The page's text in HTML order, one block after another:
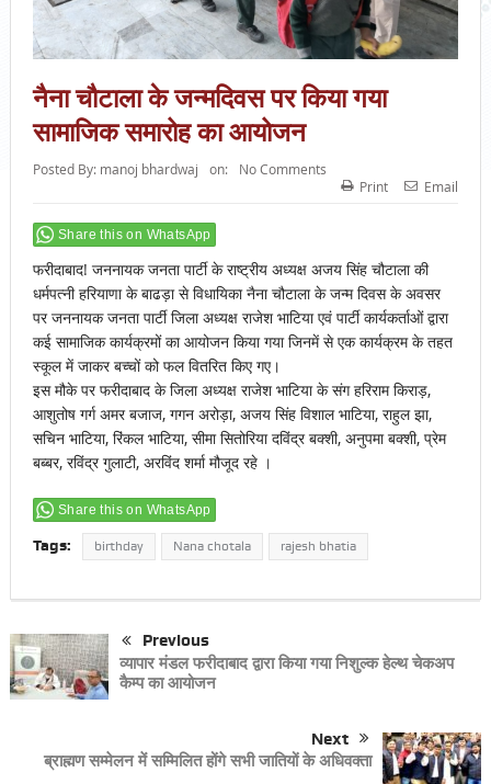
नैना चौटाला के जन्मदिवस पर किया गया
सामाजिक समारोह का आयोजन
Posted By: manoj bhardwaj on:
No Comments
Print
Email
Share this on WhatsApp
फरीदाबाद! जननायक जनता पार्टी के राष्ट्रीय अध्यक्ष अजय सिंह चौटाला की
धर्मपत्नी हरियाणा के बाढड़ा से विधायिका नैना चौटाला के जन्म दिवस के अवसर
पर जननायक जनता पार्टी जिला अध्यक्ष राजेश भाटिया एवं पार्टी कार्यकर्ताओं द्वारा
कई सामाजिक कार्यक्रमों का आयोजन किया गया जिनमें से एक कार्यक्रम के तहत
स्कूल में जाकर बच्चों को फल वितरित किए गए।
इस मौके पर फरीदाबाद के जिला अध्यक्ष राजेश भाटिया के संग हरिराम किराड़,
आशुतोष गर्ग अमर बजाज, गगन अरोड़ा, अजय सिंह विशाल भाटिया, राहुल झा,
सचिन भाटिया, रिंकल भाटिया, सीमा सितोरिया दविंद्र बक्शी, अनुपमा बक्शी, प्रेम
बब्बर, रविंद्र गुलाटी, अरविंद शर्मा मौजूद रहे ‌।
Share this on WhatsApp
Tags: birthday Nana chotala rajesh bhatia
Previous
व्यापार मंडल फरीदाबाद द्वारा किया गया निशुल्क हेल्थ चेकअप
कैम्प का आयोजन
Next
ब्राह्मण सम्मेलन में सम्मिलित होंगे सभी जातियों के अधिवक्ता